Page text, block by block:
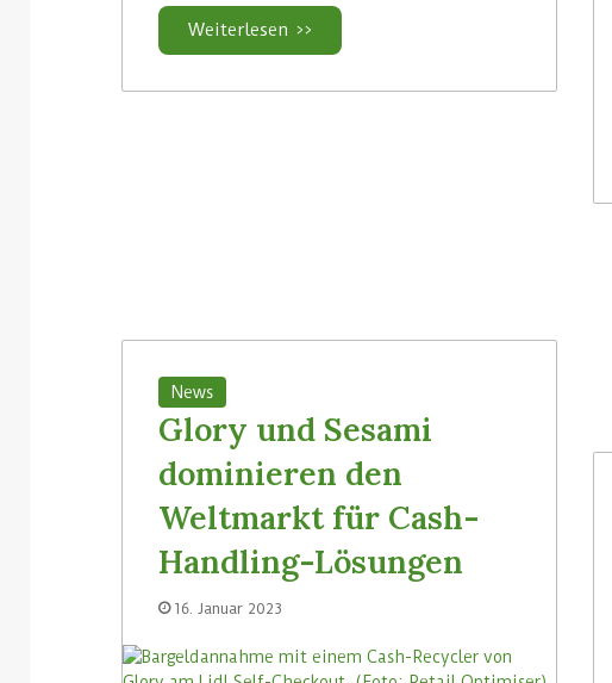
Weiterlesen >>
News
Glory und Sesami
dominieren den
Weltmarkt für Cash-
Handling-Lösungen
16. Januar 2023